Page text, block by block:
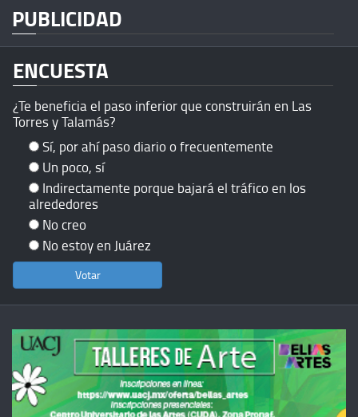
PUBLICIDAD
ENCUESTA
¿Te beneficia el paso inferior que construirán en Las
Torres y Talamás?
Sí, por ahí paso diario o frecuentemente
Un poco, sí
Indirectamente porque bajará el tráfico en los
alrededores
No creo
No estoy en Juárez